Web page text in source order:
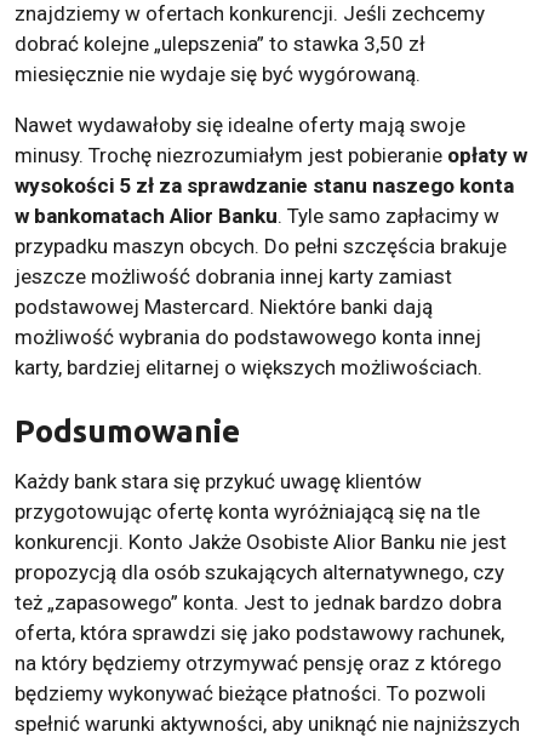
znajdziemy w ofertach konkurencji. Jeśli zechcemy
dobrać kolejne „ulepszenia” to stawka 3,50 zł
miesięcznie nie wydaje się być wygórowaną.
Nawet wydawałoby się idealne oferty mają swoje
minusy. Trochę niezrozumiałym jest pobieranie opłaty w
wysokości 5 zł za sprawdzanie stanu naszego konta
w bankomatach Alior Banku. Tyle samo zapłacimy w
przypadku maszyn obcych. Do pełni szczęścia brakuje
jeszcze możliwość dobrania innej karty zamiast
podstawowej Mastercard. Niektóre banki dają
możliwość wybrania do podstawowego konta innej
karty, bardziej elitarnej o większych możliwościach.
Podsumowanie
Każdy bank stara się przykuć uwagę klientów
przygotowując ofertę konta wyróżniającą się na tle
konkurencji. Konto Jakże Osobiste Alior Banku nie jest
propozycją dla osób szukających alternatywnego, czy
też „zapasowego” konta. Jest to jednak bardzo dobra
oferta, która sprawdzi się jako podstawowy rachunek,
na który będziemy otrzymywać pensję oraz z którego
będziemy wykonywać bieżące płatności. To pozwoli
spełnić warunki aktywności, aby uniknąć nie najniższych